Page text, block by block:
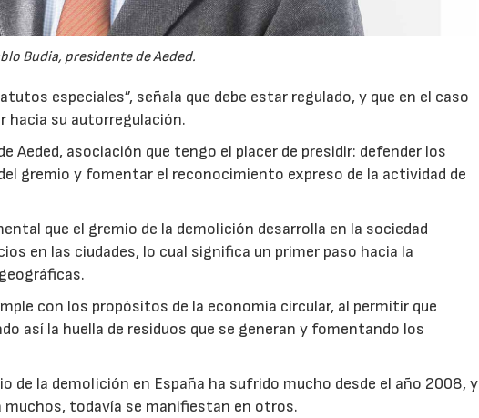
Budia, presidente de Aeded.
especiales”, señala que debe estar regulado, y que en el caso
hacia su autorregulación.
Aeded, asociación que tengo el placer de presidir: defender los
gremio y fomentar el reconocimiento expreso de la actividad de
que el gremio de la demolición desarrolla en la sociedad
en las ciudades, lo cual significa un primer paso hacia la
con los propósitos de la economía circular, al permitir que
así la huella de residuos que se generan y fomentando los
de la demolición en España ha sufrido mucho desde el año 2008, y
muchos, todavía se manifiestan en otros.